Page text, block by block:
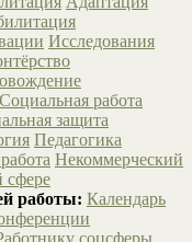
Исследования
Социальная работа
защита
Педагогика
Некоммерческий
сфере
работы: Календарь
соцсферы